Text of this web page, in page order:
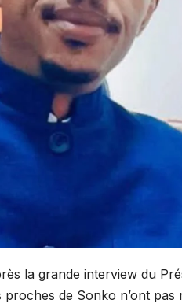
la grande interview du
de Sonko n’ont